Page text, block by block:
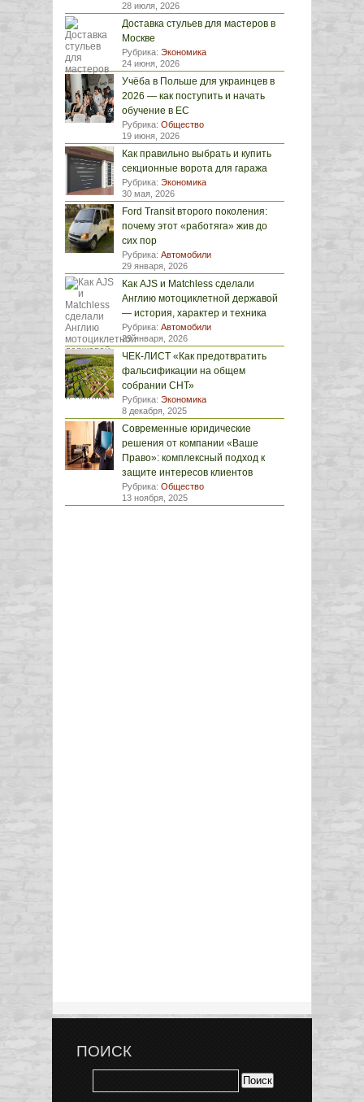
28 июля, 2026
Доставка стульев для мастеров в
Москве
Рубрика: Экономика
24 июня, 2026
Учёба в Польше для украинцев в
2026 — как поступить и начать
обучение в ЕС
Рубрика: Общество
19 июня, 2026
Как правильно выбрать и купить
секционные ворота для гаража
Рубрика: Экономика
30 мая, 2026
Ford Transit второго поколения:
почему этот «работяга» жив до
сих пор
Рубрика: Автомобили
29 января, 2026
Как AJS и Matchless сделали
Англию мотоциклетной державой
— история, характер и техника
Рубрика: Автомобили
29 января, 2026
ЧЕК-ЛИСТ «Как предотвратить
фальсификации на общем
собрании СНТ»
Рубрика: Экономика
8 декабря, 2025
Современные юридические
решения от компании «Ваше
Право»: комплексный подход к
защите интересов клиентов
Рубрика: Общество
13 ноября, 2025
ПОИСК